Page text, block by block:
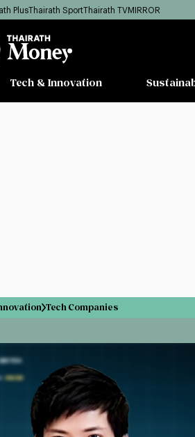
PlusThairath SportThairath TVMIRROR
Tech & Innovation
Tech Companies